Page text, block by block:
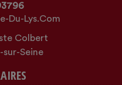
Du-Lys.com
Colbert
sur-Seine